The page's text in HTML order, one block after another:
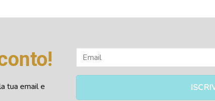
tua email e